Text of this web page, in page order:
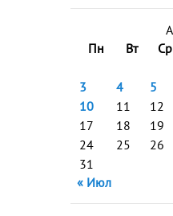
Пн
Вт Ср
3
4 5
10
11 12
17
18 19
24
25 26
31
« Июл